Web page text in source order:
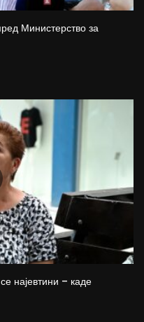
Министерство за
најевтини – каде